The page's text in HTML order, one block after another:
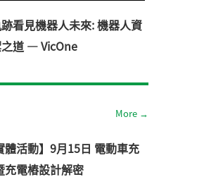
看見機器人未來: 機器人資
道 — VicOne
More →
體活動】9月15日 電動車充
充電樁設計解密